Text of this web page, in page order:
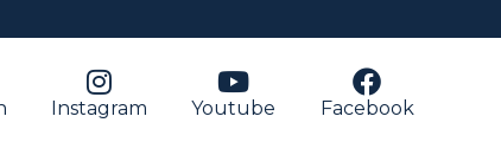
Instagram Youtube Facebook